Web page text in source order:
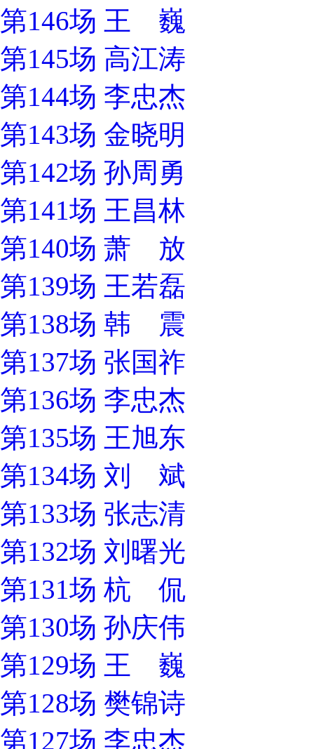
第146场 王 巍
第145场 高江涛
第144场 李忠杰
第143场 金晓明
第142场 孙周勇
第141场 王昌林
第140场 萧 放
第139场 王若磊
第138场 韩 震
第137场 张国祚
第136场 李忠杰
第135场 王旭东
第134场 刘 斌
第133场 张志清
第132场 刘曙光
第131场 杭 侃
第130场 孙庆伟
第129场 王 巍
第128场 樊锦诗
第127场 李忠杰